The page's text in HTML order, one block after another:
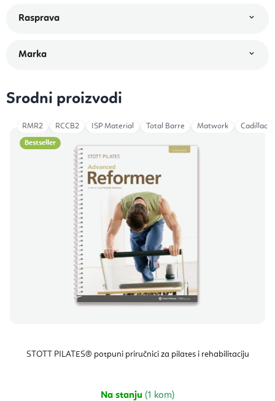
Srodni proizvodi
Bestseller
STOTT PILATES® potpuni priručnici za pilates i rehabilitaciju
Na stanju (1 kom)
RMR2 RCCB2 ISP Material Total Barre Matwork Cadillac